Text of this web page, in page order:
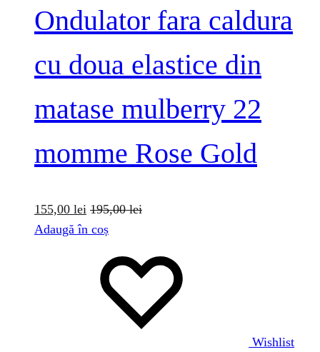
Ondulator fara caldura
cu doua elastice din
matase mulberry 22
momme Rose Gold
155,00 lei 195,00lei
Adaugă în coș
Wishlist